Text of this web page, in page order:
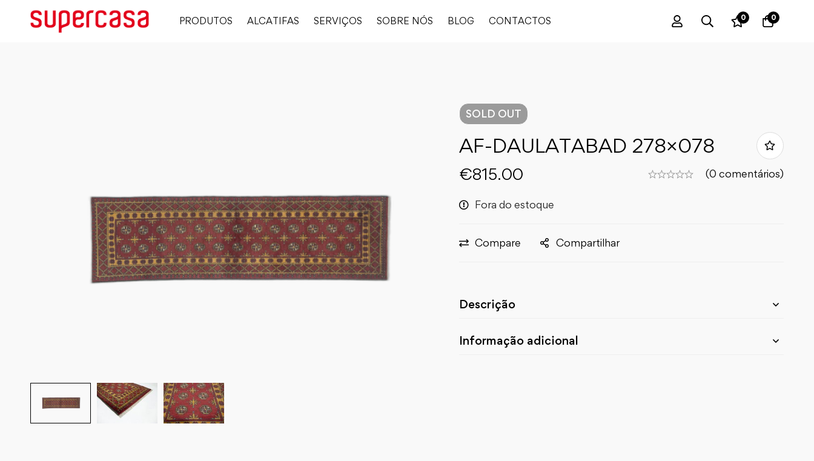
PRODUTOS ALCATIFAS SERVIÇOS SOBRE NÓS BLOG CONTACTOS 0 0
SOLD OUT
AF-DAULATABAD 278×078
€815.00 (0 comentários)
Fora do estoque
Compare Compartilhar
Descrição
Informação adicional